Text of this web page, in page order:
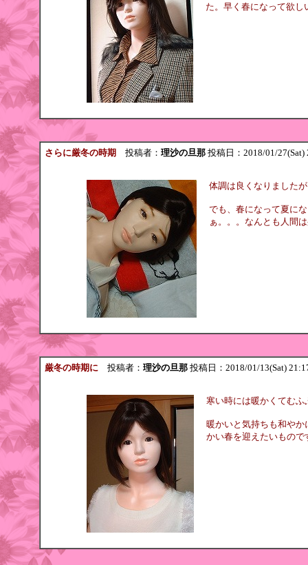
た。早く春になって欲し
さらに厳冬の時期投稿者： 理沙の旦那投稿日：2018/01/27(Sat)
体調は良くなりました
でも、春になって夏に
ぁ。。。なんとも人間
厳冬の時期に 投稿者： 理沙の旦那投稿日：2018/01/13(Sat)
寒い時には暖かくてむ
暖かいと気持ちも和や
かい春を迎えたいもので